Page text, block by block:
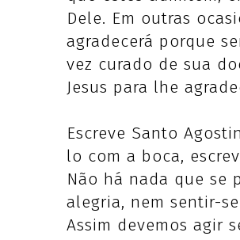
Dele. Em outras
agradecerá porque
vez curado de sua
Jesus para lhe
Escreve Santo
lo com a boca,
Não há nada que se
alegria, nem sentir-
Assim devemos agir